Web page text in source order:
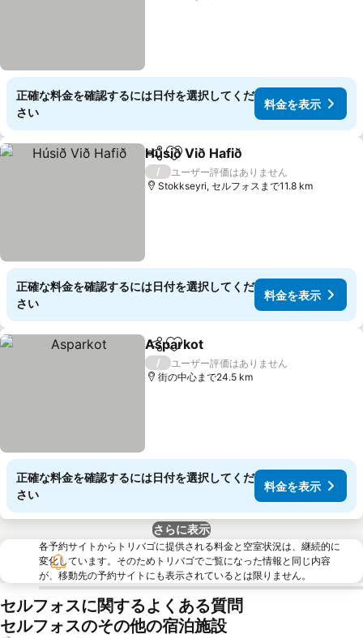
正確な料金を確認するには日付を選択してくだ
さい
料金を表示
シェアお気に入りに追加
Húsið Við Hafið
/
ユーザー評価はありません
Stokkseyri, セルフォスまで11.8 km
正確な料金を確認するには日付を選択してくだ
さい
料金を表示
シェアお気に入りに追加
Asparkot
/
ユーザー評価はありません
街の中心まで24.5 km
正確な料金を確認するには日付を選択してくだ
さい
料金を表示
さらに表示
各予約サイトからトリバゴに提供される料金と空室状況は、継続的に
変化しています。そのためトリバゴでご覧になった情報と同じ内容
が、移動先の予約サイトにも表示されているとは限りません。
セルフォスに関するよくある質問
セルフォスのその他の宿泊施設